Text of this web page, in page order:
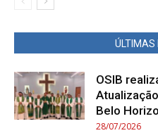
ÚLTIMAS
OSIB
Belo
28/07/2026